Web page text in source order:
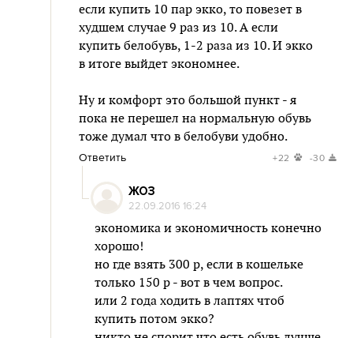
если купить 10 пар экко, то повезет в
худшем случае 9 раз из 10. А если
купить белобувь, 1-2 раза из 10. И экко
в итоге выйдет экономнее.
Ну и комфорт это большой пункт - я
пока не перешел на нормальную обувь
тоже думал что в белобуви удобно.
Ответить +22 -30
ЖОЗ
22.09.2016 16:24
экономика и экономичность конечно
хорошо!
но где взять 300 р, если в кошельке
только 150 р - вот в чем вопрос.
или 2 года ходить в лаптях чтоб
купить потом экко?